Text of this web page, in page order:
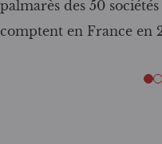
palmarès des 50
comptent en France en